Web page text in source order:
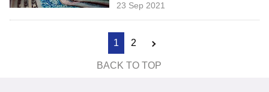
23 Sep 2021
1 2
BACK TO TOP